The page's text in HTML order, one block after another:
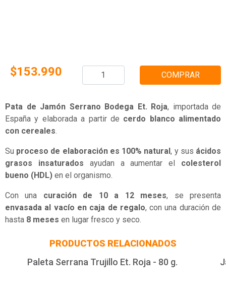
$153.990 COMPRAR
Pata de Jamón Serrano Bodega Et. Roja, importada de
España y elaborada a partir de cerdo blanco alimentado
con cereales.
Su proceso de elaboración es 100% natural, y sus ácidos
grasos insaturados ayudan a aumentar el colesterol
bueno (HDL) en el organismo.
Con una curación de 10 a 12 meses, se presenta
envasada al vacío en caja de regalo, con una duración de
hasta 8 meses en lugar fresco y seco.
PRODUCTOS RELACIONADOS
Paleta Serrana Trujillo Et. Roja - 80 g.